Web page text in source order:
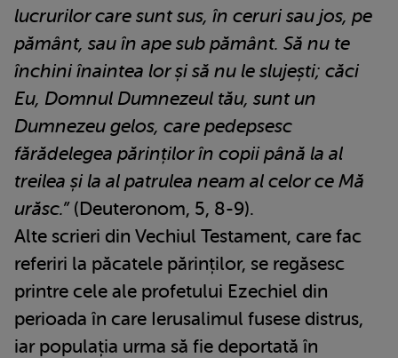
lucrurilor care sunt sus, în ceruri sau jos, pe
pământ, sau în ape sub pământ. Să nu te
închini înaintea lor și să nu le slujești; căci
Eu, Domnul Dumnezeul tău, sunt un
Dumnezeu gelos, care pedepsesc
fărădelegea părinților în copii până la al
treilea și la al patrulea neam al celor ce Mă
urăsc.”(Deuteronom, 5, 8-9).
Alte scrieri din Vechiul Testament, care fac
referiri la păcatele părinților, se regăsesc
printre cele ale profetului Ezechiel din
perioada în care Ierusalimul fusese distrus,
iar populația urma să fie deportată în